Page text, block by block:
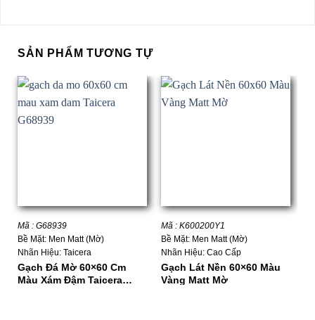
SẢN PHẨM TƯƠNG TỰ
Mã : G68939
Bề Mặt: Men Matt (Mờ)
Nhãn Hiệu: Taicera
Gạch Đá Mờ 60×60 Cm
Màu Xám Đậm Taicera
Mã : K600200Y1
Bề Mặt: Men Matt (Mờ)
Nhãn Hiệu: Cao Cấp
Gạch Lát Nền 60×60 Màu
Vàng Matt Mờ